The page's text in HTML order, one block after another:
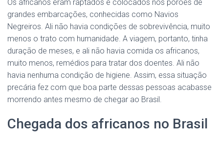
Os africanos eram raptados e colocados nos porões de
grandes embarcações, conhecidas como Navios
Negreiros. Ali não havia condições de sobrevivência, muito
menos o trato com humanidade. A viagem, portanto, tinha
duração de meses, e ali não havia comida os africanos,
muito menos, remédios para tratar dos doentes. Ali não
havia nenhuma condição de higiene. Assim, essa situação
precária fez com que boa parte dessas pessoas acabasse
morrendo antes mesmo de chegar ao Brasil.
Chegada dos africanos no Brasil